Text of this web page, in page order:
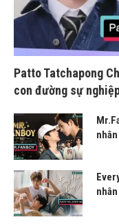
Patto Tatchapong
con đường sự